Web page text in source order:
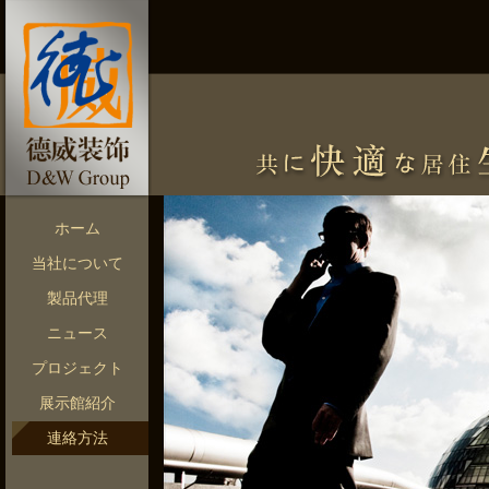
ホーム
当社について
製品代理
ニュース
プロジェクト
展示館紹介
連絡方法